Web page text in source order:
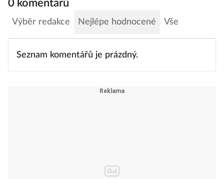
0 komentářů
Výběr redakce Nejlépe hodnocené Vše
Seznam komentářů je prázdný.